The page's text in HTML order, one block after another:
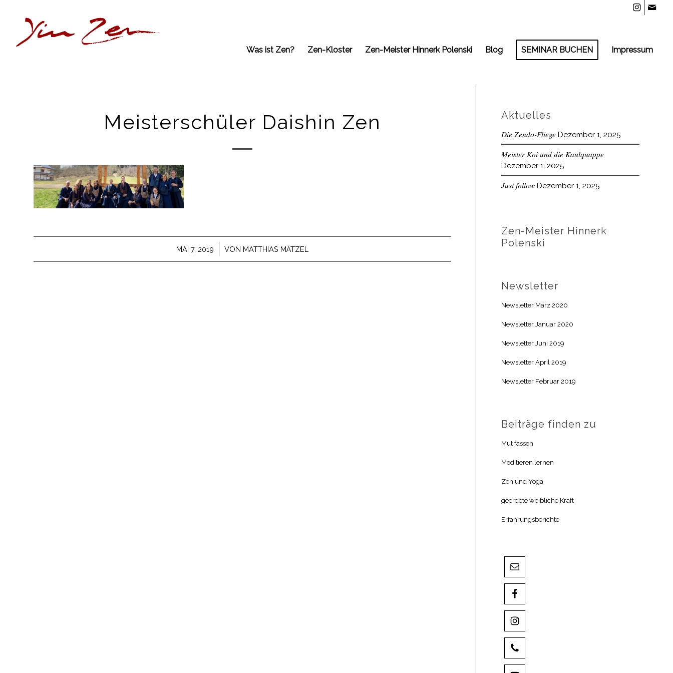
Was ist Zen? Zen-Kloster Zen-Meister Hinnerk Polenski Blog SEMINAR BUCHEN Impressum
Meisterschüler Daishin Zen
MAI 7, 2019
/ VON MATTHIAS MÄTZEL
Aktuelles
Die Zendo-Fliege Dezember 1, 2025
Meister Koi und die Kaulquappe
Dezember 1, 2025
Just follow Dezember 1, 2025
Zen-Meister Hinnerk
Polenski
Newsletter
Newsletter März 2020
Newsletter Januar 2020
Newsletter Juni 2019
Newsletter April 2019
Newsletter Februar 2019
Beiträge finden zu
Mut fassen
Meditieren lernen
Zen und Yoga
geerdete weibliche Kraft
Erfahrungsberichte